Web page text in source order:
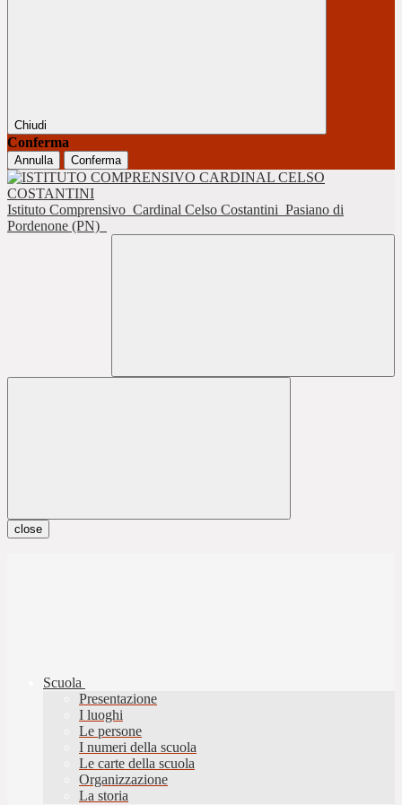
Chiudi
Conferma
Annulla Conferma
Istituto Comprensivo Cardinal Celso Costantini Pasiano di
Pordenone (PN)
close
Scuola
Presentazione
I luoghi
Le persone
I numeri della scuola
Le carte della scuola
Organizzazione
La storia